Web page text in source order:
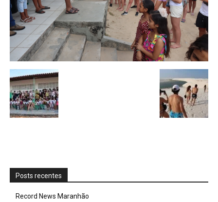
Posts recentes
Record News Maranhão